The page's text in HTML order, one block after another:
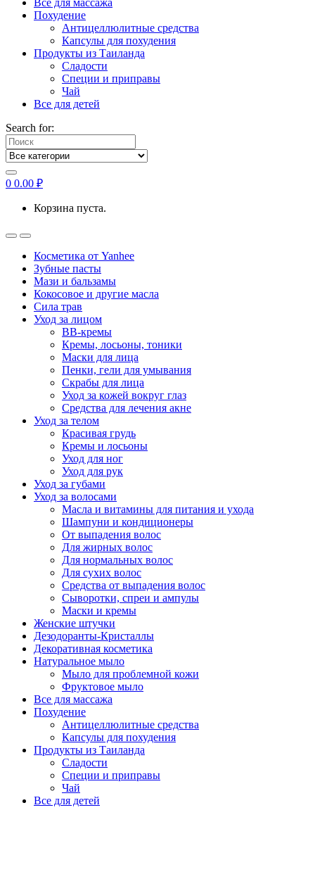
Все для массажа
Похудение
Антицеллюлитные средства
Капсулы для похудения
Продукты из Таиланда
Сладости
Специи и приправы
Чай
Все для детей
Search for:
0 0.00 ₽
Корзина пуста.
Косметика от Yanhee
Зубные пасты
Мази и бальзамы
Кокосовое и другие масла
Сила трав
Уход за лицом
BB-кремы
Кремы, лосьоны, тоники
Маски для лица
Пенки, гели для умывания
Скрабы для лица
Уход за кожей вокруг глаз
Средства для лечения акне
Уход за телом
Красивая грудь
Кремы и лосьоны
Уход для ног
Уход для рук
Уход за губами
Уход за волосами
Масла и витамины для питания и ухода
Шампуни и кондиционеры
От выпадения волос
Для жирных волос
Для нормальных волос
Для сухих волос
Средства от выпадения волос
Сыворотки, спреи и ампулы
Маски и кремы
Женские штучки
Дезодоранты-Кристаллы
Декоративная косметика
Натуральное мыло
Мыло для проблемной кожи
Фруктовое мыло
Все для массажа
Похудение
Антицеллюлитные средства
Капсулы для похудения
Продукты из Таиланда
Сладости
Специи и приправы
Чай
Все для детей